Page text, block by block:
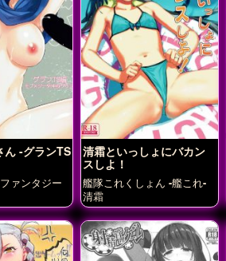
ん -グランTS
ァンタジー
清霜といっしょにバカン
スしよ！
艦隊これくしょん -艦これ-
清霜